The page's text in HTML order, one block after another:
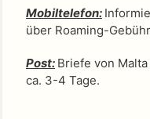
Mobiltelefon:
über Roaming-
Post: Briefe von
ca. 3-4 Tage.